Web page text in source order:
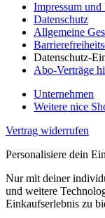
Impressum
Datenschutz
Allgemeine
Datenschutz-
Abo-Verträge
Unternehmen
Weitere nice
Vertrag widerrufen
Personalisiere dein
Nur mit deiner
und weitere
Einkaufserlebnis zu